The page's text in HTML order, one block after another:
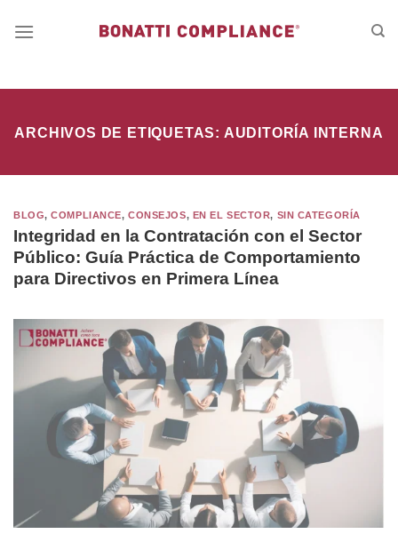
ARCHIVOS DE ETIQUETAS: AUDITORÍA INTERNA
BLOG,COMPLIANCE,CONSEJOS, EN EL SECTOR, SIN CATEGORÍA
Integridad en la Contratación con el Sector
Público: Guía Práctica de Comportamiento
para Directivos en Primera Línea